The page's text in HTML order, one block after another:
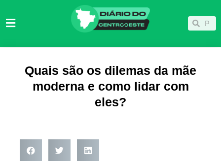
para
Pesquisar
Quais são os dilemas da mãe
moderna e como lidar com
eles?